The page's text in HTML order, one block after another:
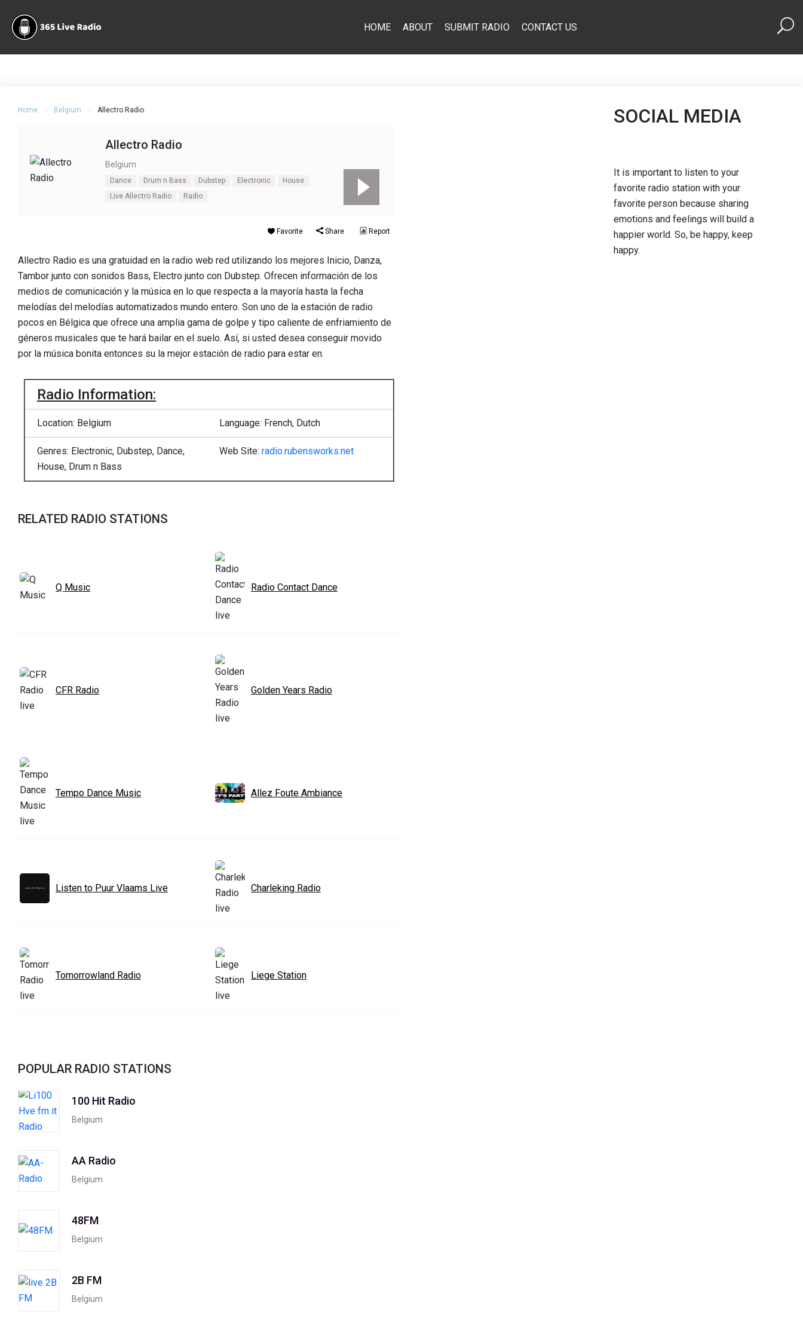
HOME ABOUT SUBMIT RADIO CONTACT US
Home Belgium Allectro Radio
Allectro Radio
Belgium
Dance Drum n Bass Dubstep Electronic
House
Live Allectro Radio
Radio
Favorite Share Report
Allectro Radio es una gratuidad en la radio web red utilizando los mejores Inicio, Danza,
Tambor junto con sonidos Bass, Electro junto con Dubstep. Ofrecen información de los
medios de comunicación y la música en lo que respecta a la mayoría hasta la fecha
melodías del melodías automatizados mundo entero. Son uno de la estación de radio
pocos en Bélgica que ofrece una amplia gama de golpe y tipo caliente de enfriamiento de
géneros musicales que te hará bailar en el suelo. Así, si usted desea conseguir movido
por la música bonita entonces su la mejor estación de radio para estar en.
Radio Information:
Location: Belgium Language: French, Dutch
Genres: Electronic, Dubstep, Dance,
House, Drum n Bass
Web Site: radio.rubensworks.net
RELATED RADIO STATIONS
Q Music Radio Contact Dance
CFR Radio Golden Years Radio
Tempo Dance Music Allez Foute Ambiance
Listen to Puur Vlaams Live Charleking Radio
Tomorrowland Radio Liege Station
POPULAR RADIO STATIONS
100 Hit Radio
Belgium
AA Radio
Belgium
48FM
Belgium
2B FM
Belgium
SOCIAL MEDIA
It is important to listen to your
favorite radio station with your
favorite person because sharing
emotions and feelings will build a
happier world. So, be happy, keep
happy.